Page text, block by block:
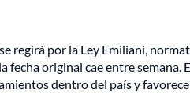
regirá por la Ley Emiliani,
fecha original cae entre semana.
dentro del país y